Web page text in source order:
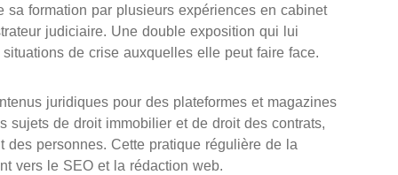
formation par plusieurs expériences en cabinet
judiciaire. Une double exposition qui lui
de crise auxquelles elle peut faire face.
juridiques pour des plateformes et magazines
sujets de droit immobilier et de droit des contrats,
personnes. Cette pratique régulière de la
vers le SEO et la rédaction web.